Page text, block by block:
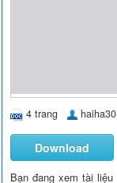
4 trang haiha30
Download
Bạn đang xem tài liệu